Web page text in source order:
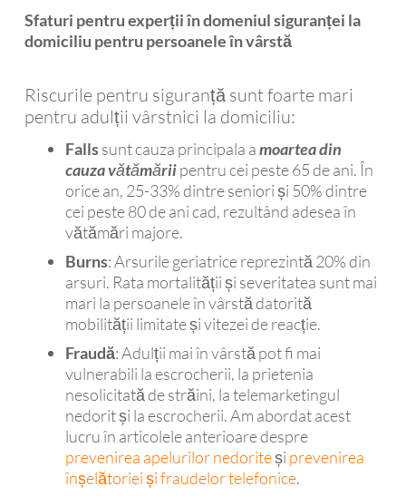
Sfaturi pentru experții în domeniul siguranței la
domiciliu pentru persoanele în vârstă
Riscurile pentru siguranță sunt foarte mari
pentru adulții vârstnici la domiciliu:
Fallssunt cauza principala amoartea din
cauza vătămăriipentru cei peste 65 de ani. În
orice an, 25-33% dintre seniori și 50% dintre
cei peste 80 de ani cad, rezultând adesea în
vătămări majore.
Burns: Arsurile geriatrice reprezintă 20% din
arsuri. Rata mortalității și severitatea sunt mai
mari la persoanele în vârstă datorită
mobilității limitate și vitezei de reacție.
Fraudă: Adulții mai în vârstă pot fi mai
vulnerabili la escrocherii, la prietenia
nesolicitată de străini, la telemarketingul
nedorit și la escrocherii. Am abordat acest
lucru în articolele anterioare despre
prevenirea apelurilor nedoriteși prevenirea
înșelătoriei și fraudelor telefonice.